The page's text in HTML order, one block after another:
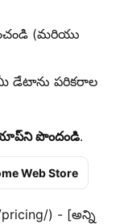
(మరియు
డేటాను పరికరాల
పొందండి.
Web Store
) - [అన్ని